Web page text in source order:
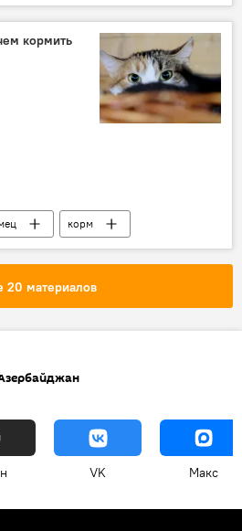
Азербайджан
Испания
кормить
корм
Кошка
20 материалов
VK Макс